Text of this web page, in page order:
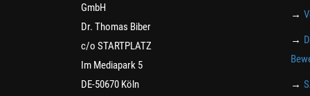
GmbH
Dr. Thomas Biber
c/o STARTPLATZ
Im Mediapark 5
DE-50670 Köln
→
→
→